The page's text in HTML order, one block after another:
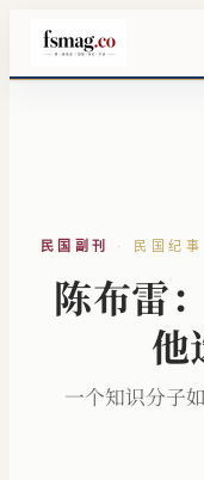
民国副刊 · 民国纪
陈布雷
他
一个知识分子